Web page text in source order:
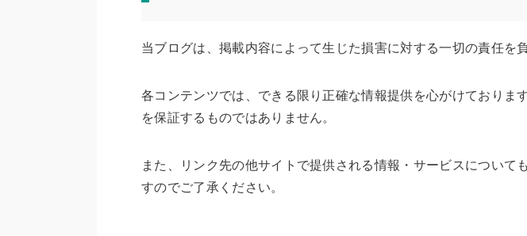
当ブログは、掲載内容によって生じた損害に対する一切の責任を
各コンテンツでは、できる限り正確な情報提供を心がけておりま
を保証するものではありません。
また、リンク先の他サイトで提供される情報・サービスについて
すのでご了承ください。